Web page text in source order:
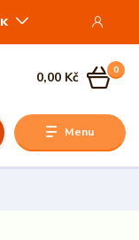
Menu
0
0,00 Kč